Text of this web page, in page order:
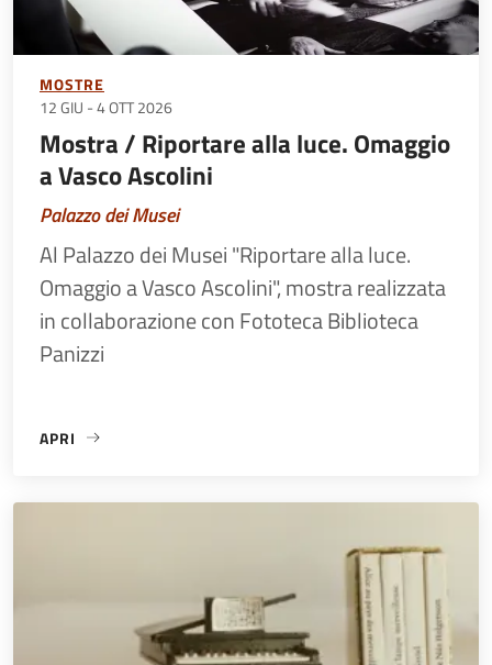
MOSTRE
12 GIU -4 OTT 2026
Mostra / Riportare alla luce. Omaggio
a Vasco Ascolini
Palazzo dei Musei
Al Palazzo dei Musei "Riportare alla luce.
Omaggio a Vasco Ascolini", mostra realizzata
in collaborazione con Fototeca Biblioteca
Panizzi
APRI
«MOSTRA / RIPORTARE ALLA LUCE. OMAGGIO A VASCO